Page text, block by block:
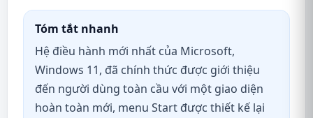
Tóm tắt nhanh
Hệ điều hành mới nhất của Microsoft,
Windows 11, đã chính thức được giới thiệu
đến người dùng toàn cầu với một giao diện
hoàn toàn mới, menu Start được thiết kế lại